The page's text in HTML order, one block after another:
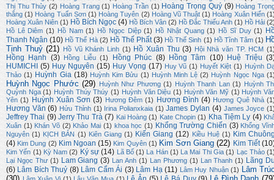
Thị Thu Thủy (2) Hoàng Trang (1) Hoàng Trần (1) Hoàng Trọng Quý (9) Hoàng
thắng (1) Hoàng Tuấn Sơn (1) Hoàng Tuyên (2) Hoàng Vũ Thuật (1) Hoàng Xuân Hiến
Hoàng Xuân Niên (1) Hồ Bích Ngọc (4) Hồ Bích Vân (2) Hồ Đắc Thiếu Anh (1) Hồ Hải
Hồ Lê Diêm (1) Hồ Nam (1) Hồ Ngọc Diệp (1) Hồ Nhật Quang (1) Hồ Sĩ Duy (1)
Thanh Ngân (10) Hồ Thế Hà (2) Hồ Thế Phất (3) Hồ Thế Sinh (1) Hồ Tĩnh Tâm (1)
Tịnh Thuỷ (21) Hồ Vũ Khánh Linh (1) Hồ Xuân Thu (3) Hội Nhà văn TP. HCM
Hồng Hạnh (3) Hồng Liễu (1) Hồng Phúc (8) Hồng Tâm (10) Huệ Triệu
HUMICHI
(5) Huy Nguyên (15) Huy Vọng (17) Huy Vũ (1) Huyết Kiệt (1) Huỳnh
Thảo (1) Huỳnh Gia (18) Huỳnh Kim Bửu (1) Huỳnh Minh Lệ (2) Huỳnh Ngọc Nga
Huỳnh Ngọc Phước (29) Huỳnh Như Phương (1) Huỳnh Thanh Lan (1)
Huỳnh
Quỳnh Nga (1) Huỳnh Thúy Thúy (1) Huỳnh Văn Diệu (1) Huỳnh Văn Mỹ (1) Huỳnh
Yên (1) Huỳnh Xuân Sơn (3) Hương Đêm (1) Hương Đình (4) Hương Quê Nhà
Hương Văn (6) Hửu Thỉnh (1) Irina Polianxkaia (1) James Dylan (4) James Joyce
Jeffrey Thai (9) Jerry Thu Trà (7) Kai Hoàng (1) Kate Chopin (1) Kha Tiệm Ly (4)
Xuân (1) Khán Võ (2) Khảo Mai (1) khoa học (1) Khổng Trường Chiến (3) Khổng
Nguyên (1) KỊCH BẢN (1) Kiên Giang (1) Kiến Giang (12) Kiều Huệ (1) Kim
(4) Kim Dung (2) Kim Ngoan (15) Kim Quyên (1) Kim Sơn Giang (22) Kim Tiết
Kim Yến (1) Kỳ Nam (2) Ký sự (14) Lã Bố (1) La Hán (1) La Mai Thi Gia (1) Lạc Thảo
Lại Ngọc Thư (1) Lam Giang (3) Lan Anh (1) Lan Phương (1) Lan Thanh (1) Lãng
(6) Lâm Bích Thuỷ (8) Lâm Cẩm Ái (3) Lâm Hạ (11) Lâm Huy Nhuận (1) Lâm